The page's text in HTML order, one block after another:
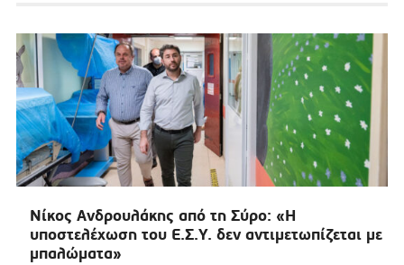
Νίκος Ανδρουλάκης από τη Σύρο: «Η
υποστελέχωση του Ε.Σ.Υ. δεν αντιμετωπίζεται με
μπαλώματα»